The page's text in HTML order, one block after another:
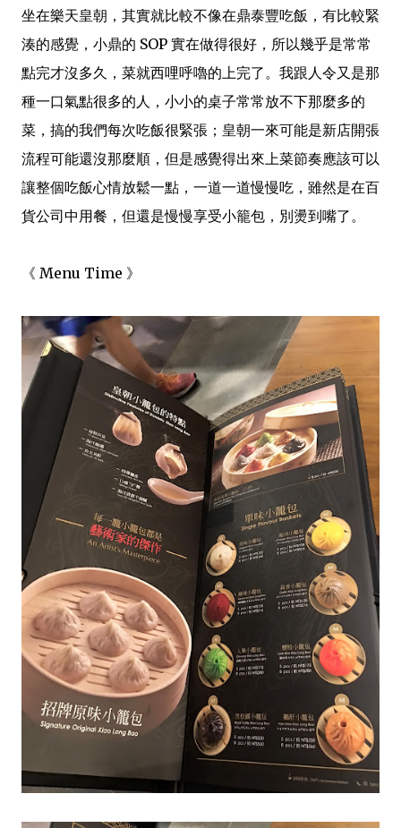
坐在樂天皇朝，其實就比較不像在鼎泰豐吃飯，有比較緊
湊的感覺，小鼎的 SOP 實在做得很好，所以幾乎是常常
點完才沒多久，菜就西哩呼嚕的上完了。我跟人令又是那
種一口氣點很多的人，小小的桌子常常放不下那麼多的
菜，搞的我們每次吃飯很緊張；皇朝一來可能是新店開張
流程可能還沒那麼順，但是感覺得出來上菜節奏應該可以
讓整個吃飯心情放鬆一點，一道一道慢慢吃，雖然是在百
貨公司中用餐，但還是慢慢享受小籠包，別燙到嘴了。
《 Menu Time 》